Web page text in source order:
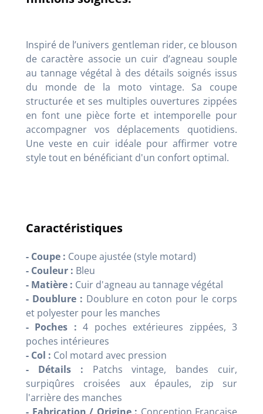
Inspiré de l’univers gentleman rider, ce blouson
de caractère associe un cuir d’agneau souple
au tannage végétal à des détails soignés issus
du monde de la moto vintage. Sa coupe
structurée et ses multiples ouvertures zippées
en font une pièce forte et intemporelle pour
accompagner vos déplacements quotidiens.
Une veste en cuir idéale pour affirmer votre
style tout en bénéficiant d'un confort optimal.
Caractéristiques
- Coupe : Coupe ajustée (style motard)
- Couleur : Bleu
- Matière : Cuir d'agneau au tannage végétal
- Doublure : Doublure en coton pour le corps
et polyester pour les manches
- Poches : 4 poches extérieures zippées, 3
poches intérieures
- Col : Col motard avec pression
- Détails : Patchs vintage, bandes cuir,
surpiqûres croisées aux épaules, zip sur
l'arrière des manches
- Fabrication / Origine : Conception Française